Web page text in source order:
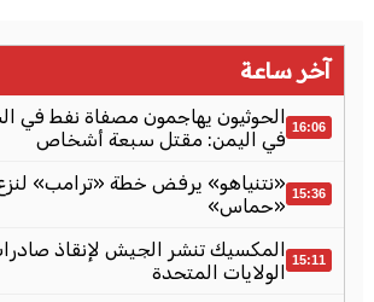
آخر ساعة
16:06 الحوثيون يهاجمون مصفاة نفط في
في اليمن: مقتل سبعة أشخاص
15:36 «نتنياهو» يرفض خطة «ترامب»
«حماس»
15:11 المكسيك تنشر الجيش لإنقاذ
الولايات المتحدة